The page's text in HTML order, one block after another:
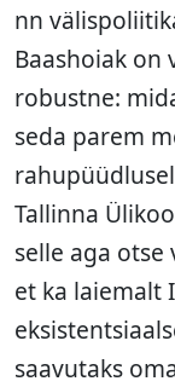
nn
Baashoiak on
robustne:
seda parem
Tallinna
selle aga otse
et ka laiemalt
saavutaks